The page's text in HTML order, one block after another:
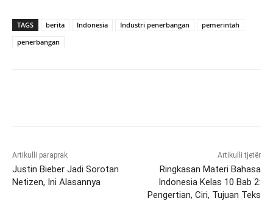
TAGS berita Indonesia Industri penerbangan
pemerintah
penerbangan
Artikulli paraprak
Justin Bieber Jadi Sorotan
Netizen, Ini Alasannya
Artikulli tjetër
Ringkasan Materi Bahasa
Indonesia Kelas 10 Bab 2:
Pengertian, Ciri, Tujuan Teks